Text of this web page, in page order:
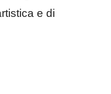
e di